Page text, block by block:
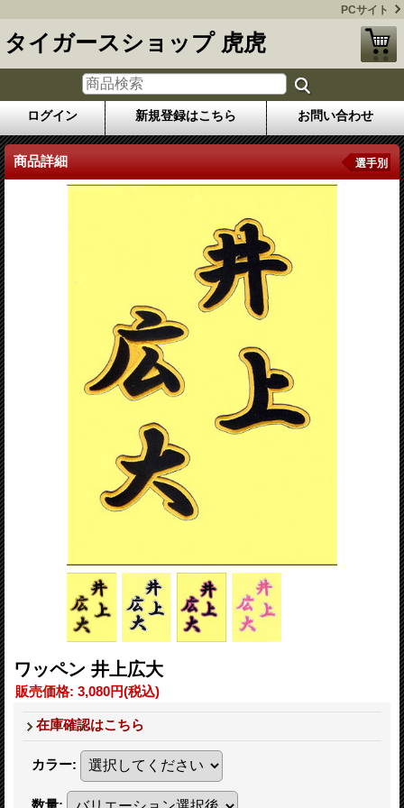
PCサイト
タイガースショップ 虎虎
ログイン 新規登録はこちら お問い合わせ
商品詳細 選手別
ワッペン 井上広大
販売価格: 3,080円(税込)
在庫確認はこちら
カラー:
数量: